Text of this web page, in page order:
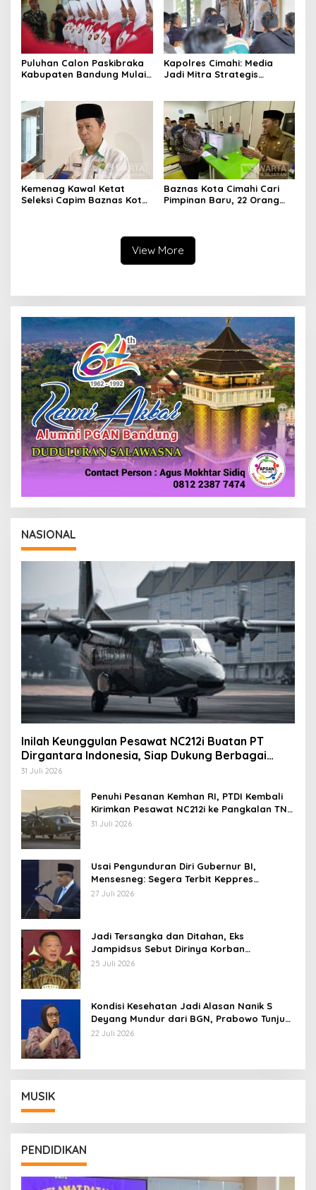
Puluhan Calon Paskibraka
Kabupaten Bandung Mulai
Kapolres Cimahi: Media
Jadi Mitra Strategis
Kemenag Kawal Ketat
Seleksi Capim Baznas Kota
Baznas Kota Cimahi Cari
Pimpinan Baru, 22 Orang
View More
NASIONAL
Inilah Keunggulan Pesawat NC212i Buatan PT
Dirgantara Indonesia, Siap Dukung Berbagai
Operasi TNI
31 Juli 2026
Penuhi Pesanan Kemhan RI, PTDI Kembali
Kirimkan Pesawat NC212i ke Pangkalan TNI
AU
31 Juli 2026
Usai Pengunduran Diri Gubernur BI,
Mensesneg: Segera Terbit Keppres
Pemberhentian dengan Hormat
27 Juli 2026
Jadi Tersangka dan Ditahan, Eks
Jampidsus Sebut Dirinya Korban
Kriminalisasi
25 Juli 2026
Kondisi Kesehatan Jadi Alasan Nanik S
Deyang Mundur dari BGN, Prabowo Tunjuk
Wamentan Sudaryono
22 Juli 2026
MUSIK
PENDIDIKAN